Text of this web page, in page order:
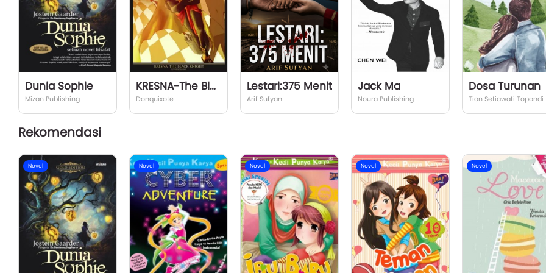
Dunia Sophie
Mizan Publishing
KRESNA-The Black Knight
Donquixote
Lestari:375 Menit
Arif Sufyan
Jack Ma
Noura Publishing
Dosa Turunan
Tian Setiawati Topandi
Rekomendasi
Novel Novel Novel Novel Novel